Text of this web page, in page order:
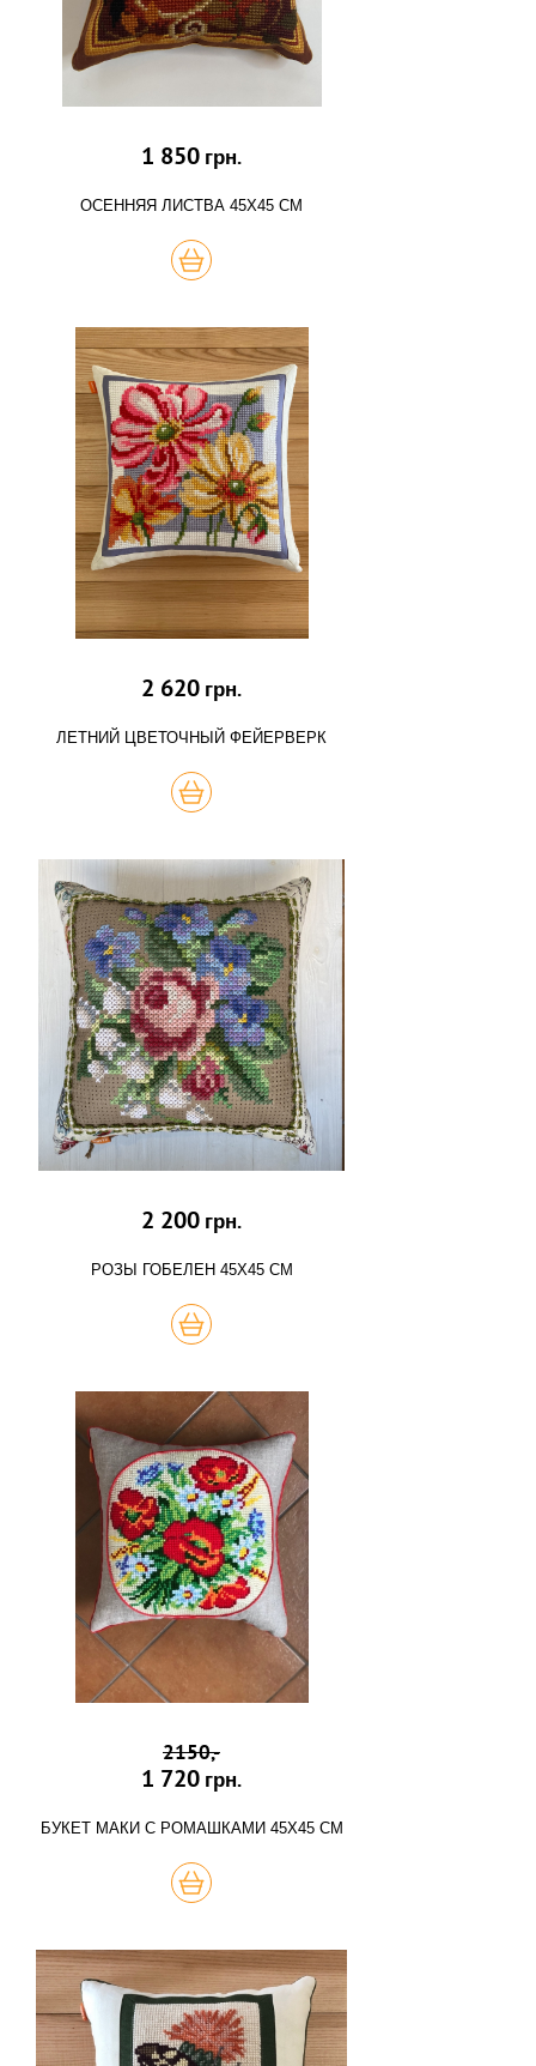
1 850 грн.
ОСЕННЯЯ ЛИСТВА 45Х45 СМ
КУПИТЬ
2 620 грн.
ЛЕТНИЙ ЦВЕТОЧНЫЙ ФЕЙЕРВЕРК
КУПИТЬ
2 200 грн.
РОЗЫ ГОБЕЛЕН 45Х45 СМ
КУПИТЬ
2150,-
1 720 грн.
БУКЕТ МАКИ С РОМАШКАМИ 45Х45 СМ
КУПИТЬ